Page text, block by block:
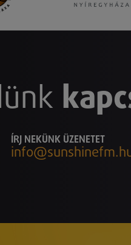
ÍRJ NEKÜNK ÜZENETET